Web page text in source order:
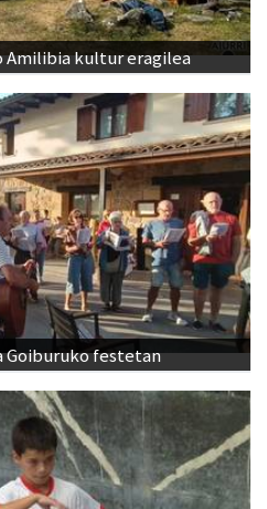
Amilibia kultur eragilea
Goiburuko festetan